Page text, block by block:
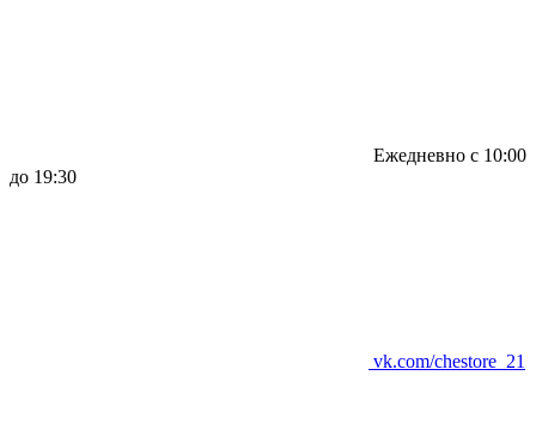
Ежедневно с 10:00
до 19:30
vk.com/chestore_21